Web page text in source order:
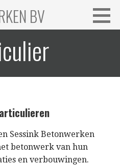
BV
Sessink Betonwerken
betonwerk van hun
en verbouwingen.